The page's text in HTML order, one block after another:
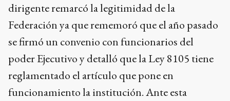
dirigente remarcó la legitimidad de la
Federación ya que rememoró que el año pasado
se firmó un convenio con funcionarios del
poder Ejecutivo y detalló que la Ley 8105 tiene
reglamentado el artículo que pone en
funcionamiento la institución. Ante esta